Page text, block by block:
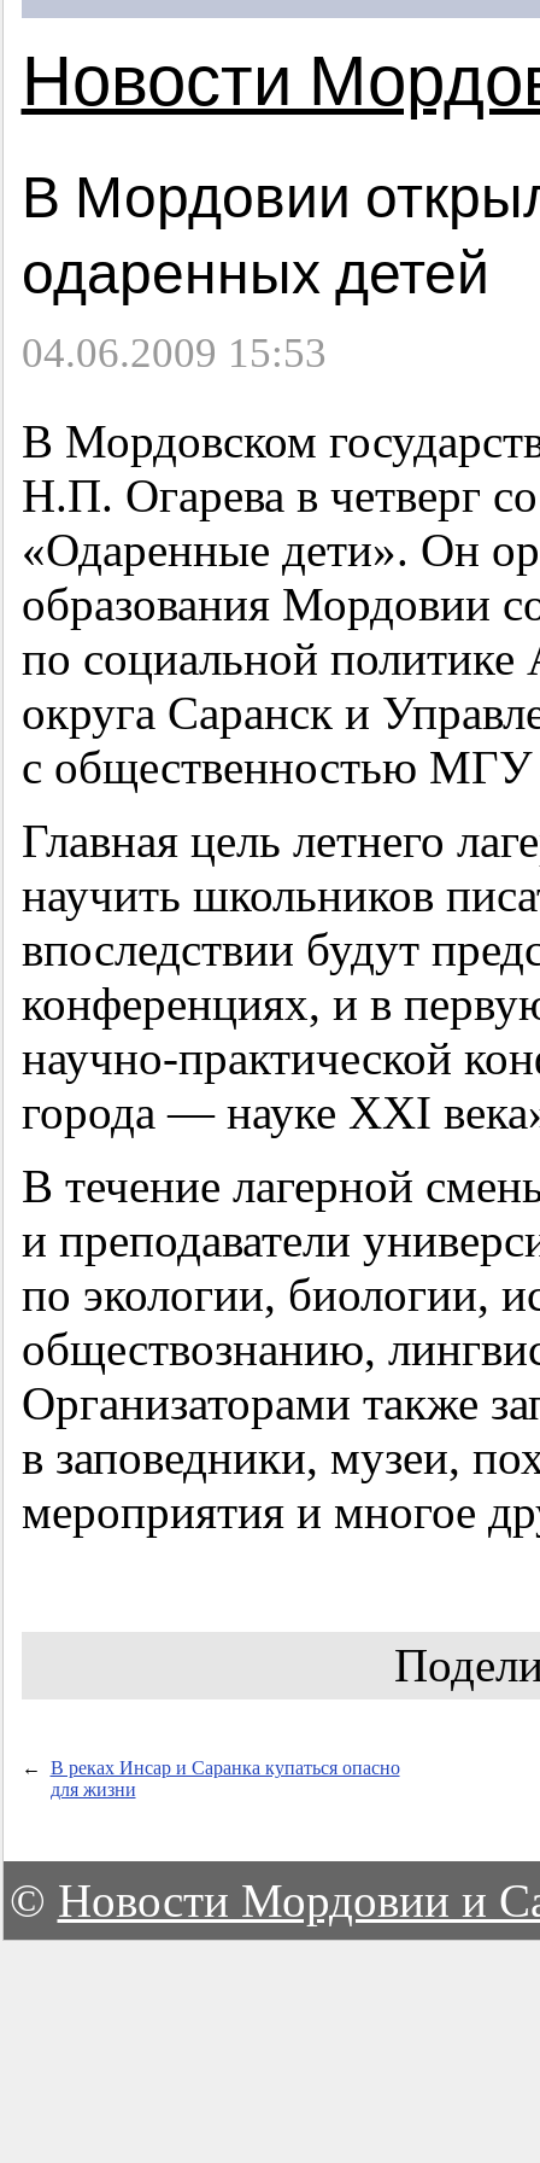
Новости
В Мордовии
одаренных детей
04.06.2009 15:53
В Мордовском
Н.П. Огарева в четверг
«Одаренные дети». Он
образования Мордовии
по социальной политике
округа Саранск и
с общественностью
Главная цель летнего
научить школьников
впоследствии будут
конференциях, и в
научно-практической
города — науке XXI
В течение лагерной
и преподаватели
по экологии, биологии,
обществознанию,
Организаторами также
в заповедники, музеи,
мероприятия и многое
←
В реках Инсар и Саранка купаться опасно
для жизни
© Новости Мордовии и